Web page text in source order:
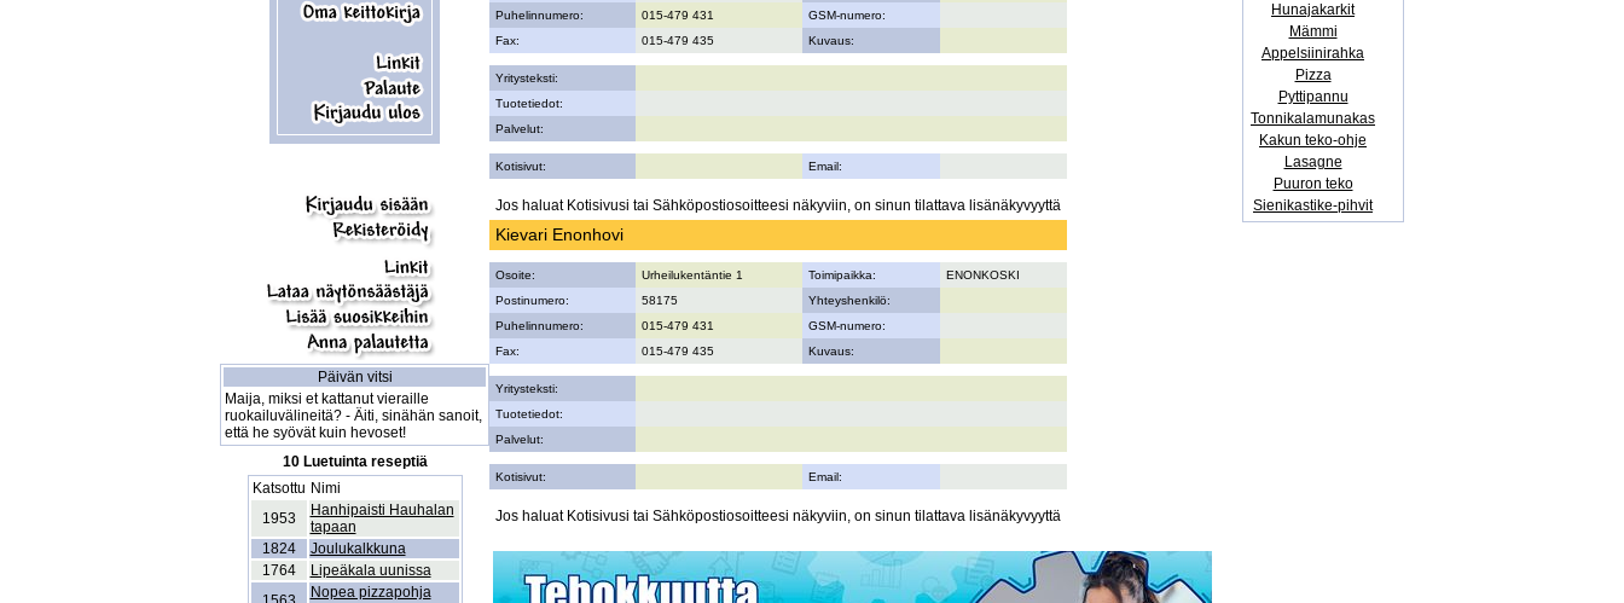
Päivän vitsi
Maija, miksi et kattanut vieraille
ruokailuvälineitä? - Äiti, sinähän sanoit,
että he syövät kuin hevoset!
10 Luetuinta reseptiä
Katsottu Nimi
1953
Hanhipaisti Hauhalan
tapaan
1824
Joulukalkkuna
1764
Lipeäkala uunissa
Nopea pizzapohja
Puhelinnumero:
015-479 431
GSM-numero:
Fax:
015-479 435 Kuvaus:
Yritysteksti:
Tuotetiedot:
Palvelut:
Kotisivut: Email:
Jos haluat Kotisivusi tai Sähköpostiosoitteesi näkyviin, on sinun tilattava lisänäkyvyyttä
Kievari Enonhovi
Osoite: Urheilukentäntie 1 Toimipaikka:
ENONKOSKI
Postinumero:
58175
Yhteyshenkilö:
Puhelinnumero:
015-479 431
GSM-numero:
Fax:
015-479 435 Kuvaus:
Yritysteksti:
Tuotetiedot:
Palvelut:
Kotisivut: Email:
Jos haluat Kotisivusi tai Sähköpostiosoitteesi näkyviin, on sinun tilattava lisänäkyvyyttä
Hunajakarkit
Mämmi
Appelsiinirahka
Pizza
Pyttipannu
Tonnikalamunakas
Kakun teko-ohje
Lasagne
Puuron teko
Sienikastike-pihvit